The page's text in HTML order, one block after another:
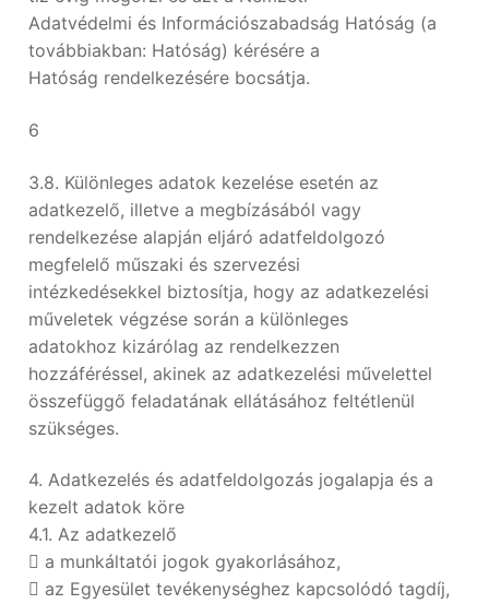
Adatvédelmi és Információszabadság Hatóság (a
továbbiakban: Hatóság) kérésére a
Hatóság rendelkezésére bocsátja.
6
3.8. Különleges adatok kezelése esetén az
adatkezelő, illetve a megbízásából vagy
rendelkezése alapján eljáró adatfeldolgozó
megfelelő műszaki és szervezési
intézkedésekkel biztosítja, hogy az adatkezelési
műveletek végzése során a különleges
adatokhoz kizárólag az rendelkezzen
hozzáféréssel, akinek az adatkezelési művelettel
összefüggő feladatának ellátásához feltétlenül
szükséges.
4. Adatkezelés és adatfeldolgozás jogalapja és a
kezelt adatok köre
4.1. Az adatkezelő
 a munkáltatói jogok gyakorlásához,
 az Egyesület tevékenységhez kapcsolódó tagdíj,